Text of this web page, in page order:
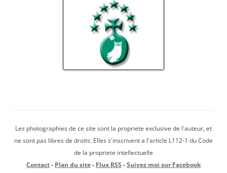
Les photographies de ce site sont la propriete exclusive de l'auteur, et
ne sont pas libres de droits. Elles s'inscrivent a l'article L112-1 du Code
de la propriete intellectuelle
Contact- Plan du site- Flux RSS -Suivez moi sur Facebook